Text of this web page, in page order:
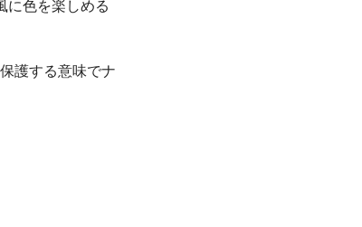
に色を楽しめる
護する意味でナ